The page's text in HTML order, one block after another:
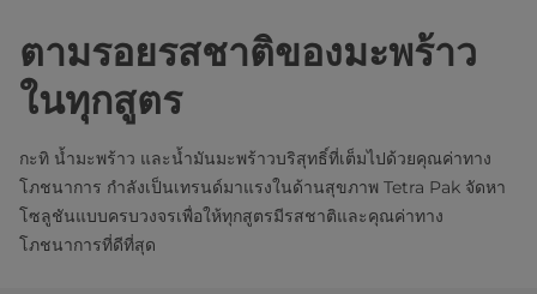
ตามรอยรสชาติของมะพร้าว
ในทุกสูตร
กะทิ น้ำมะพร้าว และน้ำมันมะพร้าวบริสุทธิ์ที่เต็มไปด้วยคุณค่าทาง
โภชนาการ กำลังเป็นเทรนด์มาแรงในด้านสุขภาพ Tetra Pak จัดหา
โซลูชันแบบครบวงจรเพื่อให้ทุกสูตรมีรสชาติและคุณค่าทาง
โภชนาการที่ดีที่สุด